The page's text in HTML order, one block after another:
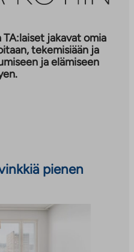
jakavat omia
tekemisiään ja
ja elämiseen
pienen